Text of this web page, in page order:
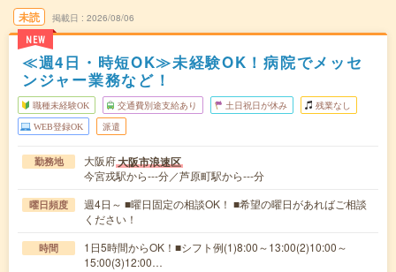
未読
NEW
掲載日 2026/08/06
≪週4日・時短OK≫未経験OK！病院でメッセ
ンジャー業務など！
職種未経験OK 交通費別途支給あり 土日祝日が休み 残業なし
WEB登録OK 派遣
勤務地 大阪府大阪市浪速区
今宮戎駅から---分／芦原町駅から---分
曜日頻度
週4日～ ■曜日固定の相談OK！ ■希望の曜日があればご相談
ください！
時間
1日5時間からOK！■シフト例(1)8:00～13:00(2)10:00～
15:00(3)12:00…